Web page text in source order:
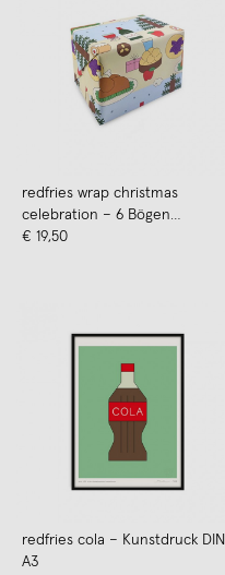
redfries wrap christmas
celebration – 6 Bögen
Geschenkpapier
€ 19,50
redfries cola – Kunstdruck DIN
A3